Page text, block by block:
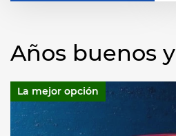
Años buenos
La mejor opción